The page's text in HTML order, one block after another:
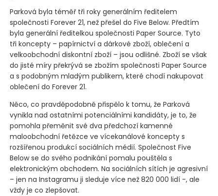
Parková byla téměř tři roky generálním ředitelem
společnosti Forever 21, než přešel do Five Below. Předtím
byla generální ředitelkou společnosti Paper Source. Tyto
tři koncepty – papírnictví a dárkové zboží, oblečení a
velkoobchodní diskontní zboží – jsou odlišné. Zboží se však
do jisté míry překrývá se zbožím společnosti Paper Source
a s podobným mladým publikem, které chodí nakupovat
oblečení do Forever 21.
Něco, co pravděpodobně přispělo k tomu, že Parková
vynikla nad ostatními potenciálními kandidáty, je to, že
pomohla přeměnit své dva předchozí kamenné
maloobchodní řetězce ve vícekanálové koncepty s
rozšířenou produkcí sociálních médií. Společnost Five
Below se do svého podnikání pomalu pouštěla s
elektronickým obchodem. Na sociálních sítích je agresivní
– jen na Instagramu ji sleduje více než 820 000 lidí -, ale
vždy je co zlepšovat.